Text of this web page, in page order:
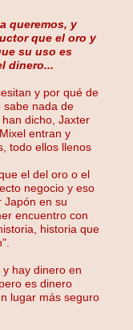
queremos, y
que el oro y
su uso es
dinero...
y por qué de
sabe nada de
dicho, Jaxter
entran y
todo ellos llenos
el del oro o el
negocio y eso
Japón en su
encuentro con
historia que
hay dinero en
es dinero
lugar más seguro